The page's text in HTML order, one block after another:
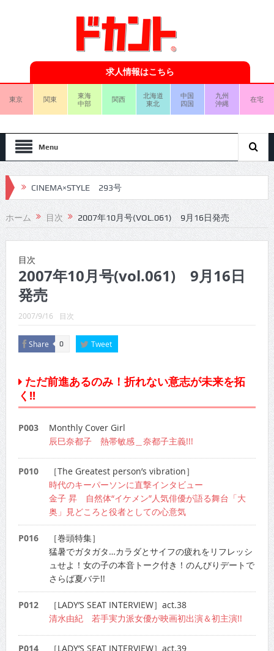
求人情報はこちら
東京 関東
東海
中部
関西
北海道
東北
中国
四国
九州
沖縄
在宅
Menu
CINEMA×STYLE 293号
CINEMA×STYLE 292号
CINEMA×STYLE 291号
CINEMA×STYLE 290号
CINEMA×STYLE 289号
CINEMA×STYLE 288号
CINEMA×STYLE 286号
CINEMA×STYLE 285号
CINEMA×STYLE 294号
ホーム 目次 2007年10月号(VOL.061) 9月16日発売
目次
2007年10月号(vol.061) 9月16日
発売
2007/9/16 目次
Share 0 Tweet
ただ前進あるのみ！折れない意志が未来を拓
く!!
P003
Monthly Cover Girl
辰巳奈都子 熱帯敏感＿奈都子主義!!!
P010
［The Greatest person’s vibration］
時代のキーパーソンに直撃インタビュー
金子 昇 自然体“イケメン”人気俳優が語る舞台「大
奥」見どころと役者としての心意気
P016
［巻頭特集］
猛暑でガタガタ…カラダとサイフの疲れをリフレッシ
ュせよ！女の子の本音トーク付き！のんびりデートで
さらば夏バテ!!
P012
［LADY’S SEAT INTERVIEW］act.38
清水由紀 若手実力派女優が映画初出演＆初主演!!
P014
［LADY’S SEAT INTERVIEW］act.39